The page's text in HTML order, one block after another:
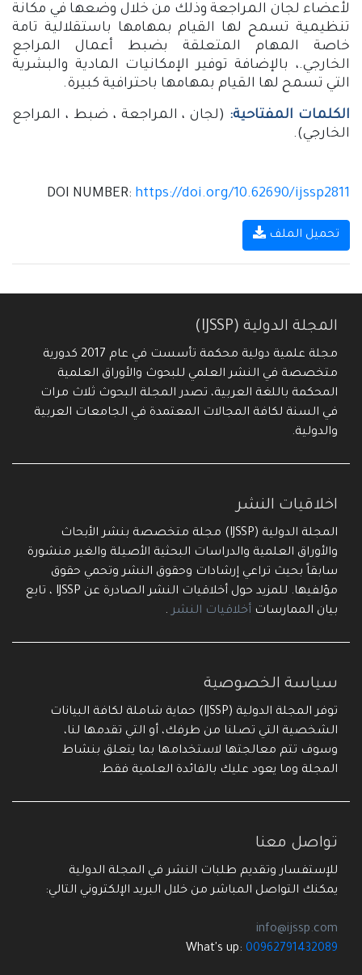
لأعضاء لجان المراجعة وذلك من خلال وضعها في مكانة
تنظيمية تسمح لها القيام بمهامها باستقلالية تامة
خاصة المهام المتعلقة بضبط أعمال المراجع
الخارجي.، بالإضافة توفير الإمكانيات المادية والبشرية
التي تسمح لها القيام بمهامها باحترافية كبيرة.
الكلمات المفتاحية: (لجان ، المراجعة ، ضبط ، المراجع
الخارجي).
https://doi.org/10.62690/ijssp2811
:
DOI NUMBER
تحميل الملف
المجلة الدولية (IJSSP)
مجلة علمية دولية محكمة تأسست في عام 2017 كدورية
متخصصة في النشر العلمي للبحوث والأوراق العلمية
المحكمة باللغة العربية، تصدر المجلة البحوث ثلاث مرات
في السنة لكافة المجالات المعتمدة في الجامعات العربية
والدولية.
اخلاقيات النشر
المجلة الدولية (IJSSP) مجلة متخصصة بنشر الأبحاث
والأوراق العلمية والدراسات البحثية الأصيلة والغير منشورة
سابقاً بحيث تراعي إرشادات وحقوق النشر وتحمي حقوق
مؤلفيها. للمزيد حول أخلاقيات النشر الصادرة عن IJSSP ، تابع
بيان الممارسات أخلاقيات النشر .
سياسة الخصوصية
توفر المجلة الدولية (IJSSP) حماية شاملة لكافة البيانات
الشخصية التي تصلنا من طرفك، أو التي تقدمها لنا،
وسوف تتم معالجتها لاستخدامها بما يتعلق بنشاط
المجلة وما يعود عليك بالفائدة العلمية فقط.
تواصل معنا
للإستفسار وتقديم طلبات النشر في المجلة الدولية
يمكنك التواصل المباشر من خلال البريد الإلكتروني التالي:
info@ijssp.com
What's up: 00962791432089